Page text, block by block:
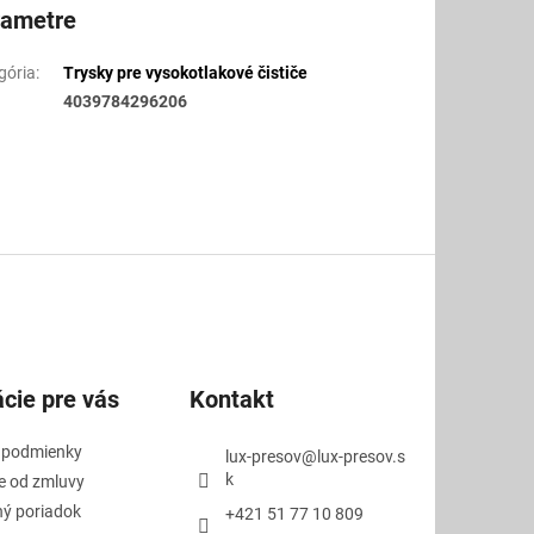
:
Trysky pre vysokotlakové čističe
4039784296206
pre vás
od zmluvy
poriadok
Kontakt
lux-presov@ lux-presov.s
k
+421 51 77 10 809